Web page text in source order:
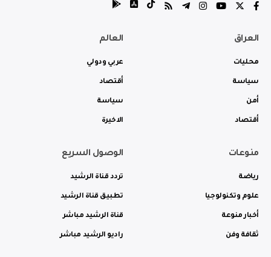
العراق
محليات
سياسة
أمن
أقتصاد
العالم
عربي ودولي
أقتصاد
سياسة
الاخيرة
منوعات
رياضة
علوم وتكنولوجيا
أخبار منوعة
ثقافة وفن
الوصول السريع
تردد قناة الرشيد
تطبيق قناة الرشيد
قناة الرشيد مباشر
راديو الرشيد مباشر